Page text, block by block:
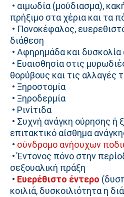
• αιμωδία (μούδιασμα),
πρήξιμο στα χέρια και τα
• Πονοκέφαλος,
διάθεση
• Αφηρημάδα και
• Ευαισθησία στις
θορύβους και τις αλλαγές
• Ξηροστομία
• Ξηροδερμία
• Ρινίτιδα
• Συχνή ανάγκη ούρησης ή
επιτακτικό αίσθημα
• σύνδρομο ανήσυχων
• Έντονος πόνο στην
σεξουαλική πράξη
• Ευερέθιστο έντερο
κοιλιά, δυσκοιλιότητα η